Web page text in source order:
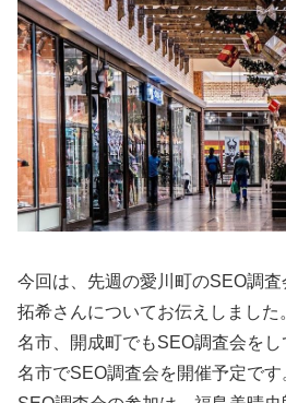
今回は、先週の愛川町のSEO調
拓希さんについてお伝えしまし
名市、開成町でもSEO調査会を
名市でSEO調査会を開催予定で